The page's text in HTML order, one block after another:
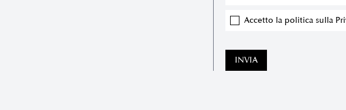
Accetto la politica sulla
INVIA